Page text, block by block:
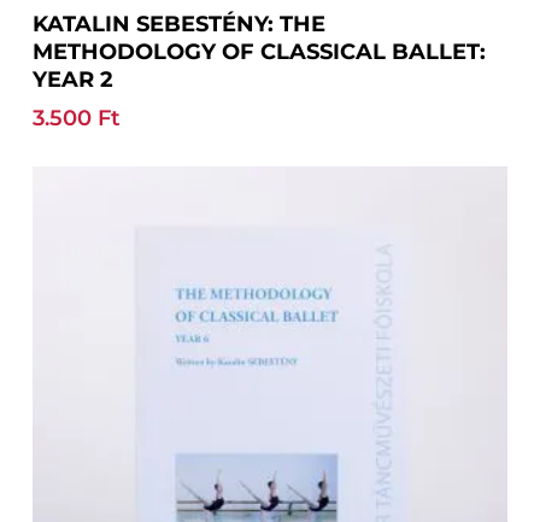
Add To Basket
KATALIN SEBESTÉNY: THE
METHODOLOGY OF CLASSICAL BALLET:
YEAR 2
3.500 Ft